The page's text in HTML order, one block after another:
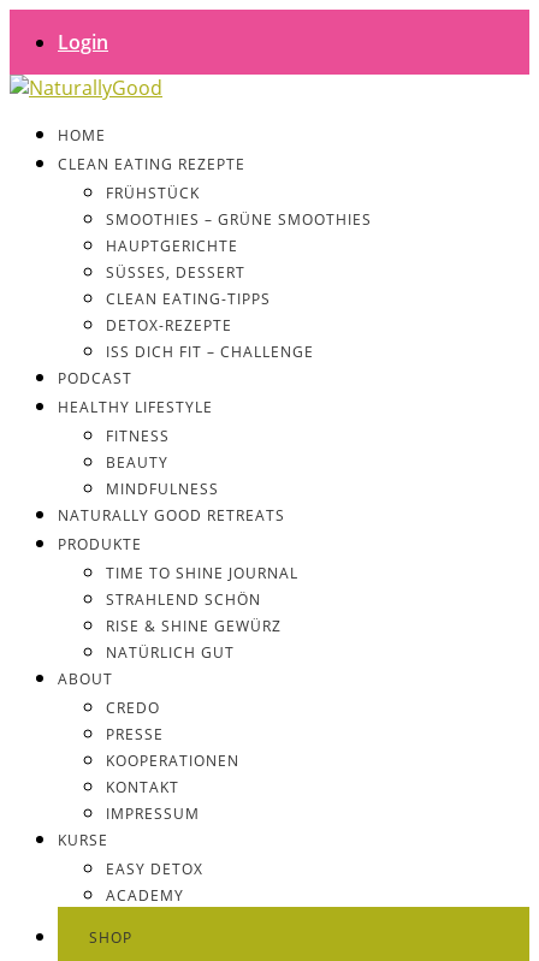
Login
HOME
CLEAN EATING REZEPTE
FRÜHSTÜCK
SMOOTHIES – GRÜNE SMOOTHIES
HAUPTGERICHTE
SÜSSES, DESSERT
CLEAN EATING-TIPPS
DETOX-REZEPTE
ISS DICH FIT – CHALLENGE
PODCAST
HEALTHY LIFESTYLE
FITNESS
BEAUTY
MINDFULNESS
NATURALLY GOOD RETREATS
PRODUKTE
TIME TO SHINE JOURNAL
STRAHLEND SCHÖN
RISE & SHINE GEWÜRZ
NATÜRLICH GUT
ABOUT
CREDO
PRESSE
KOOPERATIONEN
KONTAKT
IMPRESSUM
KURSE
EASY DETOX
ACADEMY
SHOP